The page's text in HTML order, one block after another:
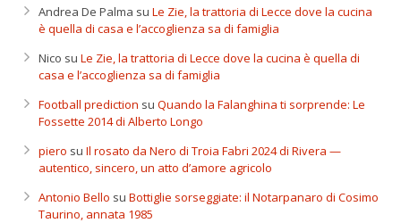
Andrea De Palma su Le Zie, la trattoria di Lecce dove la cucina
è quella di casa e l’accoglienza sa di famiglia
Nico su Le Zie, la trattoria di Lecce dove la cucina è quella di
casa e l’accoglienza sa di famiglia
Football prediction su Quando la Falanghina ti sorprende: Le
Fossette 2014 di Alberto Longo
piero su Il rosato da Nero di Troia Fabri 2024 di Rivera —
autentico, sincero, un atto d’amore agricolo
Antonio Bello su Bottiglie sorseggiate: il Notarpanaro di Cosimo
Taurino, annata 1985